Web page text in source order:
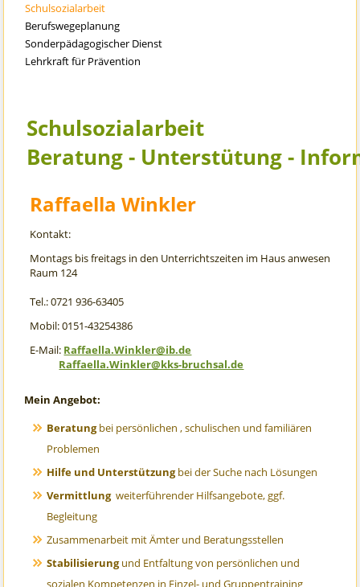
Schulsozialarbeit
Berufswegeplanung
Sonderpädagogischer Dienst
Lehrkraft für Prävention
Schulsozialarbeit
Beratung - Unterstütung -
Raffaella Winkler
Kontakt:
Montags bis freitags in den Unterrichtszeiten im Haus anwesen
Raum 124
Tel.: 0721 936-63405
Mobil: 0151-43254386
E-Mail: Raffaella.Winkler@ib.de
Raffaella.Winkler@kks-bruchsal.de
Mein Angebot:
Beratungbei persönlichen , schulischen und familiären
Problemen
Hilfe und Unterstützungbei der Suche nach Lösungen
Vermittlungweiterführender Hilfsangebote, ggf.
Begleitung
Zusammenarbeit mit Ämter und Beratungsstellen
Stabilisierungund Entfaltung von persönlichen und